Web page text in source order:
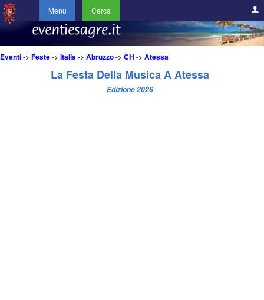
Menu Cerca
Eventi-> Feste-> Italia-> Abruzzo-> CH -> Atessa
La Festa Della Musica A Atessa
Edizione 2026